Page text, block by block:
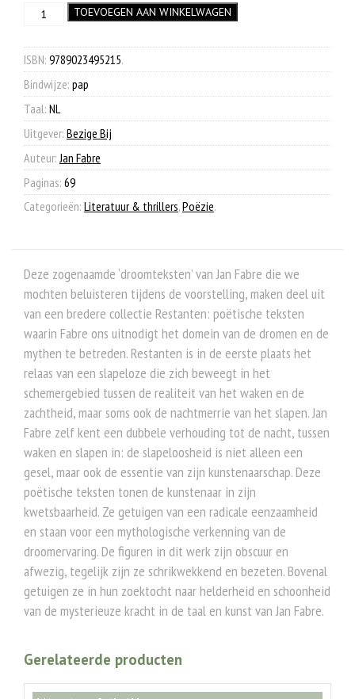
was:
€ 19,99.
is:
€ 7,90.
Restanten TOEVOEGEN AAN WINKELWAGEN
ISBN: 9789023495215.
Bindwijze: pap
Taal: NL
Uitgever: Bezige Bij
Auteur: Jan Fabre
Paginas: 69
Categorieën: Literatuur & thrillers,Poëzie.
Deze zogenaamde ‘droomteksten’ van Jan Fabre die we
mochten beluisteren tijdens de voorstelling, maken deel uit
van een bredere collectie Restanten: poëtische teksten
waarin Fabre ons uitnodigt het domein van de dromen en de
mythen te betreden. Restanten is in de eerste plaats het
relaas van een slapeloze die zich beweegt in het
schemergebied tussen de realiteit van het waken en de
zachtheid, maar soms ook de nachtmerrie van het slapen. Jan
Fabre zelf kent een dubbele verhouding tot de nacht, tussen
waken en slapen in: de slapeloosheid is niet alleen een
gesel, maar ook de essentie van zijn kunstenaarschap. Deze
poëtische teksten tonen de kunstenaar in zijn
kwetsbaarheid. Ze getuigen van een radicale eenzaamheid
en staan voor een mythologische verkenning van de
droomervaring. De figuren in dit werk zijn obscuur en
afwezig, tegelijk zijn ze schrikwekkend en bezeten. Bovenal
getuigen ze in hun zoektocht naar helderheid en schoonheid
van de mysterieuze kracht in de taal en kunst van Jan Fabre.
Gerelateerde producten